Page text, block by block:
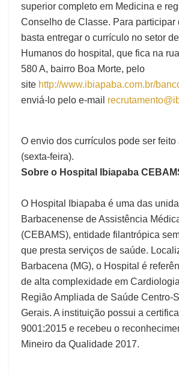
superior completo em Medicina e
Conselho de Classe. Para participar
basta entregar o currículo no setor
Humanos do hospital, que fica na
580 A, bairro Boa Morte, pelo
site http://www.ibiapaba.com.br/
enviá-lo pelo e-mail
O envio dos currículos pode ser feito
(sexta-feira).
Sobre o Hospital Ibiapaba
O Hospital Ibiapaba é uma das
Barbacenense de Assistência
(CEBAMS), entidade filantrópica
que presta serviços de saúde.
Barbacena (MG), o Hospital é
de alta complexidade em
Região Ampliada de Saúde Centro-
Gerais. A instituição possui a
9001:2015 e recebeu o
Mineiro da Qualidade 2017.